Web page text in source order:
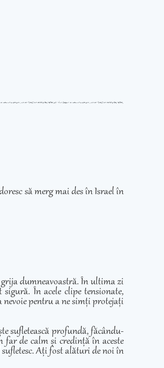
să merg mai des în Israel în
dumneavoastră. În ultima zi
În acele clipe tensionate,
nevoie pentru a ne simți protejați
sufletească profundă, făcându-
de calm și credință în aceste
Ați fost alături de noi în